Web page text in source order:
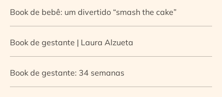
Book de bebê: um divertido “smash the cake”
Book de gestante | Laura Alzueta
Book de gestante: 34 semanas